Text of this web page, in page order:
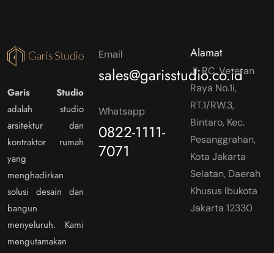
Garis Studio
adalah studio
arsitektur dan
kontraktor rumah
yang
menghadirkan
solusi desain dan
bangun
menyeluruh. Kami
mengutamakan
Email
sales@garisstudio.co.id
Whatsapp
0822-1111-
7071
Alamat
Jl. RC. Veteran
Raya No.1i,
RT.1/RW.3,
Bintaro, Kec.
Pesanggrahan,
Kota Jakarta
Selatan, Daerah
Khusus Ibukota
Jakarta 12330